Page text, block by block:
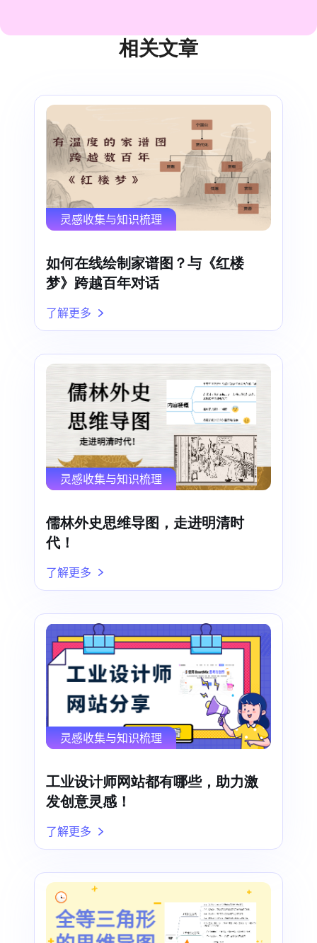
相关文章
灵感收集与知识梳理
如何在线绘制家谱图？与《红楼
梦》跨越百年对话
了解更多
灵感收集与知识梳理
儒林外史思维导图，走进明清时
代！
了解更多
灵感收集与知识梳理
工业设计师网站都有哪些，助力激
发创意灵感！
了解更多